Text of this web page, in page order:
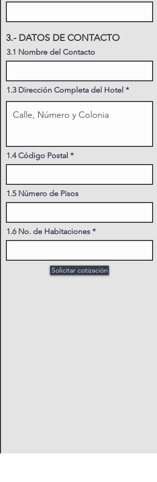
3.- DATOS DE CONTACTO
3.1 Nombre del Contacto
1.3 Dirección Completa del Hotel
1.4 Código Postal
1.5 Número de Pisos
1.6 No. de Habitaciones
Solicitar cotización